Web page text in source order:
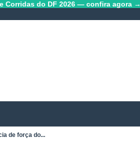
Corridas do DF 2026 — confira agora →
de força do...